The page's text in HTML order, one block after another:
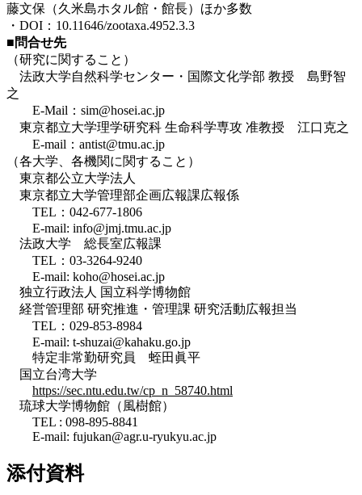
藤文保（久米島ホタル館・館長）ほか多数
・DOI：10.11646/zootaxa.4952.3.3
■問合せ先
（研究に関すること）
法政大学自然科学センター・国際文化学部 教授 島野智
之
E-Mail：sim@hosei.ac.jp
東京都立大学理学研究科 生命科学専攻 准教授 江口克之
E-mail：antist@tmu.ac.jp
（各大学、各機関に関すること）
東京都公立大学法人
東京都立大学管理部企画広報課広報係
TEL：042-677-1806
E-mail: info@jmj.tmu.ac.jp
法政大学 総長室広報課
TEL：03-3264-9240
E-mail: koho@hosei.ac.jp
独立行政法人 国立科学博物館
経営管理部 研究推進・管理課 研究活動広報担当
TEL：029-853-8984
E-mail: t-shuzai@kahaku.go.jp
特定非常勤研究員 蛭田眞平
国立台湾大学
https://sec.ntu.edu.tw/cp_n_58740.html
琉球大学博物館（風樹館）
TEL : 098-895-8841
E-mail: fujukan@agr.u-ryukyu.ac.jp
添付資料